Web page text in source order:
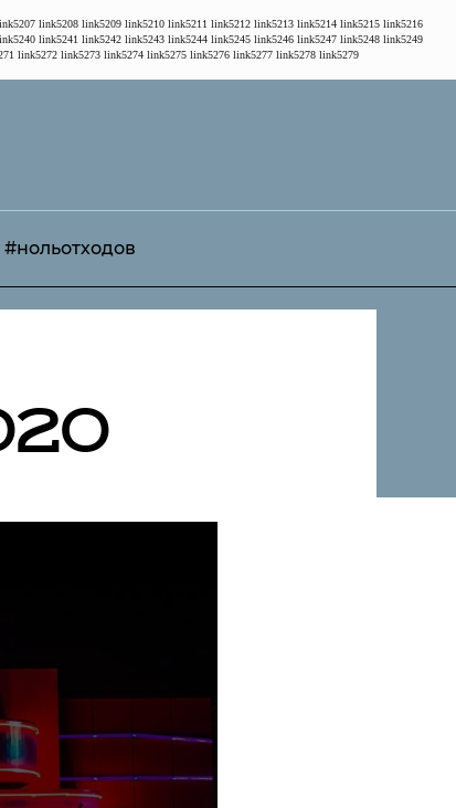
link5208 link5209 link5210 link5211 link5212 link5213 link5214 link5215 link5216
link5241 link5242 link5243 link5244 link5245 link5246 link5247 link5248 link5249
link5272 link5273 link5274 link5275 link5276 link5277 link5278 link5279
#нольотходов